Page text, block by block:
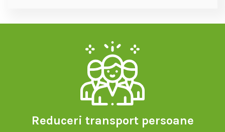
Reduceri transport persoane